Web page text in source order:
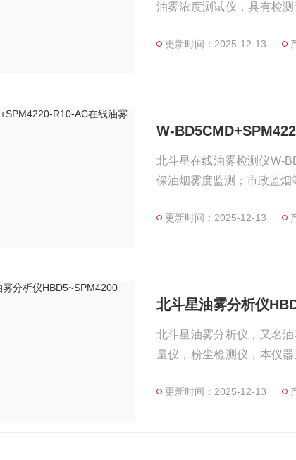
油雾浓度测试仪，具有检
列相关仪器。
更新时间：2025-12-13
W-
北斗星在线油雾检测仪W-
保油烟雾度监测；市政监烟
更新时间：2025-12-13
北斗星油雾分析仪
北斗星油雾分析仪，又名
量仪，粉尘检测仪，本仪
更新时间：2025-12-13